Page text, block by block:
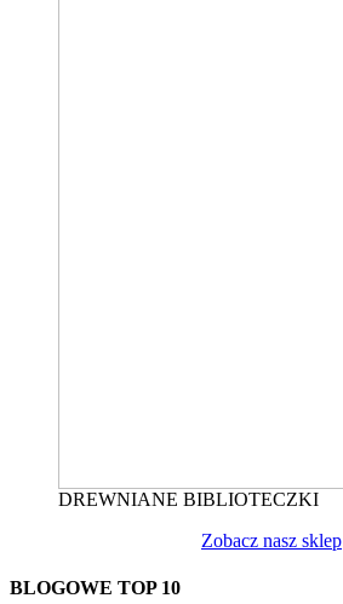
DREWNIANE BIBLIOTECZKI
Zobacz nasz sklep
BLOGOWE TOP 10